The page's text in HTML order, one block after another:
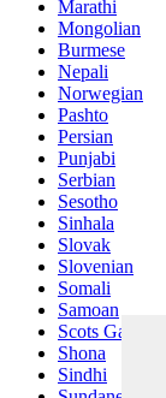
Marathi
Mongolian
Burmese
Nepali
Norwegian
Pashto
Persian
Punjabi
Serbian
Sesotho
Sinhala
Slovak
Slovenian
Somali
Samoan
Scots Gaelic
Shona
Sindhi